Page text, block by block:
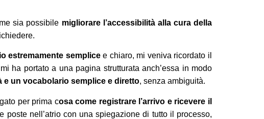
sia possibile migliorare l’accessibilità alla cura della
estremamente semplicee chiaro, mi veniva ricordato il
ha portato a una pagina strutturata anch’essa in modo
e un vocabolario semplice e diretto, senza ambiguità.
per prima cosa come registrare l’arrivo e ricevere il
poste nell’atrio con una spiegazione di tutto il processo,